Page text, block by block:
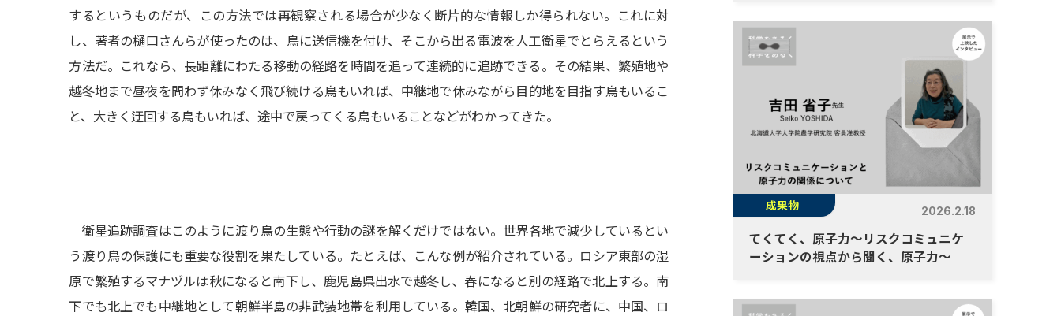
するというものだが、この方法では再観察される場合が少なく断片的な情報しか得られない。これに対
し、著者の樋口さんらが使ったのは、鳥に送信機を付け、そこから出る電波を人工衛星でとらえるという
方法だ。これなら、長距離にわたる移動の経路を時間を追って連続的に追跡できる。その結果、繁殖地や
越冬地まで昼夜を問わず休みなく飛び続ける鳥もいれば、中継地で休みながら目的地を目指す鳥もいるこ
と、大きく迂回する鳥もいれば、途中で戻ってくる鳥もいることなどがわかってきた。
衛星追跡調査はこのように渡り鳥の生態や行動の謎を解くだけではない。世界各地で減少しているとい
う渡り鳥の保護にも重要な役割を果たしている。たとえば、こんな例が紹介されている。ロシア東部の湿
原で繁殖するマナヅルは秋になると南下し、鹿児島県出水で越冬し、春になると別の経路で北上する。南
下でも北上でも中継地として朝鮮半島の非武装地帯を利用している。韓国、北朝鮮の研究者に、中国、ロ
成果物 2026.2.18
てくてく、原子力～リスクコミュニケ
ーションの視点から聞く、原子力～